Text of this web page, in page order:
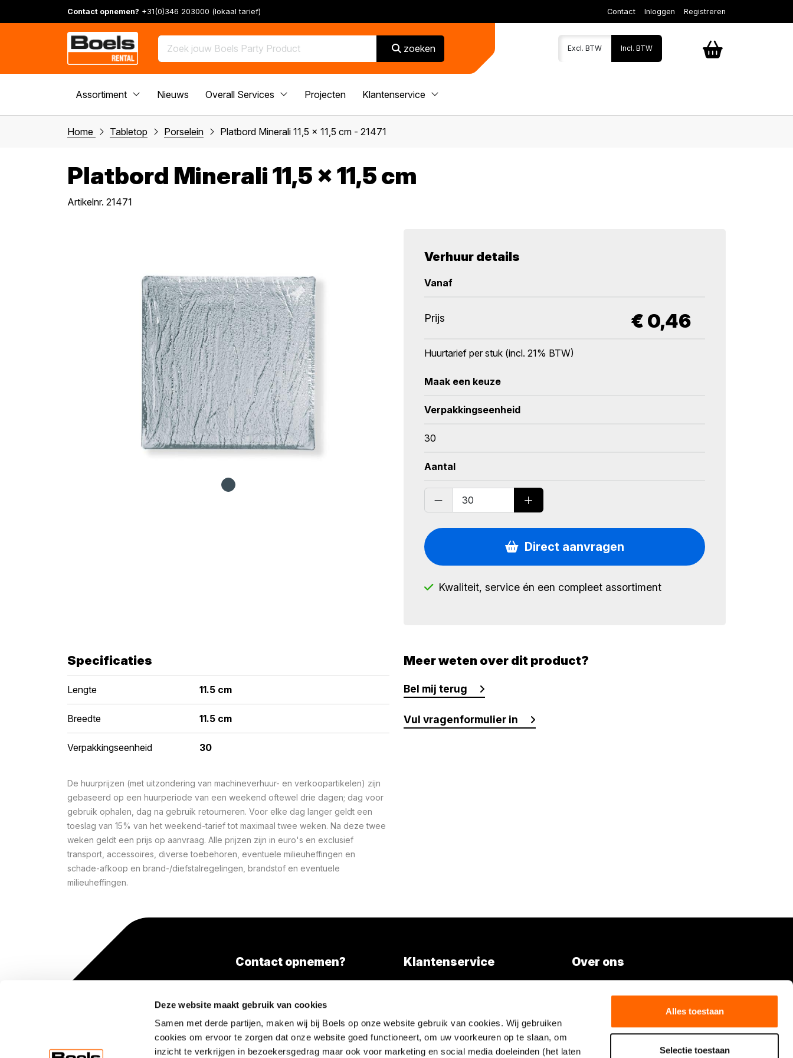
Deze website maakt gebruik van cookies
Samen met derde partijen, maken wij bij Boels op onze website gebruik van cookies. Wij gebruiken
cookies om ervoor te zorgen dat onze website goed functioneert, om uw voorkeuren op te slaan, om
inzicht te verkrijgen in bezoekersgedrag maar ook voor marketing en social media doeleinden (het laten
Alles toestaan
Selectie toestaan
Contact opnemen? +31(0)346 203000 (lokaal tarief) Contact Inloggen Registreren
zoeken
Assortiment Nieuws Overall Services Projecten Klantenservice
Excl. BTW Incl. BTW
Home Tabletop Porselein Platbord Minerali 11,5 x 11,5 cm - 21471
Platbord Minerali 11,5 x 11,5 cm
Artikelnr. 21471
Verhuur details
Vanaf
Prijs € 0,46
Huurtarief per stuk (incl. 21% BTW)
Maak een keuze
Verpakkingseenheid
30
Aantal
Direct aanvragen
Kwaliteit, service én een compleet assortiment
Specificaties
Lengte 11.5 cm
Breedte 11.5 cm
Verpakkingseenheid 30
De huurprijzen (met uitzondering van machineverhuur- en verkoopartikelen) zijn
gebaseerd op een huurperiode van een weekend oftewel drie dagen; dag voor
gebruik ophalen, dag na gebruik retourneren. Voor elke dag langer geldt een
toeslag van 15% van het weekend-tarief tot maximaal twee weken. Na deze twee
weken geldt een prijs op aanvraag. Alle prijzen zijn in euro's en exclusief
transport, accessoires, diverse toebehoren, eventuele milieuheffingen en
schade-afkoop en brand-/diefstalregelingen, brandstof en eventuele
milieuheffingen.
Meer weten over dit product?
Bel mij terug
Vul vragenformulier in
Contact opnemen?
(lokaal tarief)
Klantenservice
FAQ
Contact
Over ons
Boels.com